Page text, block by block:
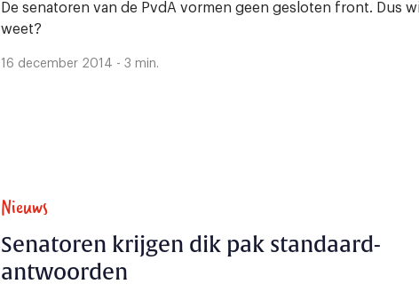
De senatoren van de PvdA vormen geen gesloten front. Dus
weet?
16 december 2014 - 3 min.
Nieuws
Senatoren krijgen dik pak standaard-
antwoorden